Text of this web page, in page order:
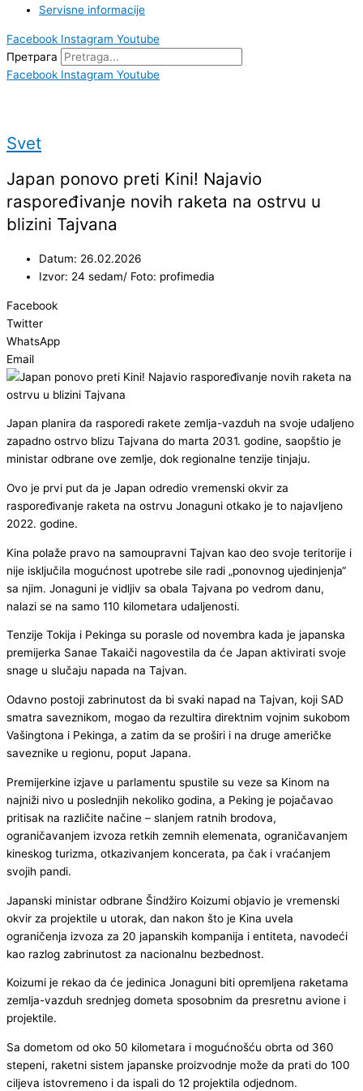
Servisne informacije
Facebook Instagram Youtube
Претрага
Facebook Instagram Youtube
Svet
Japan ponovo preti Kini! Najavio
raspoređivanje novih raketa na ostrvu u
blizini Tajvana
Datum: 26.02.2026
Izvor: 24 sedam/ Foto: profimedia
Facebook
Twitter
WhatsApp
Email
Japan planira da rasporedi rakete zemlja-vazduh na svoje udaljeno
zapadno ostrvo blizu Tajvana do marta 2031. godine, saopštio je
ministar odbrane ove zemlje, dok regionalne tenzije tinjaju.
Ovo je prvi put da je Japan odredio vremenski okvir za
raspoređivanje raketa na ostrvu Jonaguni otkako je to najavljeno
2022. godine.
Kina polaže pravo na samoupravni Tajvan kao deo svoje teritorije i
nije isključila mogućnost upotrebe sile radi „ponovnog ujedinjenja“
sa njim. Jonaguni je vidljiv sa obala Tajvana po vedrom danu,
nalazi se na samo 110 kilometara udaljenosti.
Tenzije Tokija i Pekinga su porasle od novembra kada je japanska
premijerka Sanae Takaiči nagovestila da će Japan aktivirati svoje
snage u slučaju napada na Tajvan.
Odavno postoji zabrinutost da bi svaki napad na Tajvan, koji SAD
smatra saveznikom, mogao da rezultira direktnim vojnim sukobom
Vašingtona i Pekinga, a zatim da se proširi i na druge američke
saveznike u regionu, poput Japana.
Premijerkine izjave u parlamentu spustile su veze sa Kinom na
najniži nivo u poslednjih nekoliko godina, a Peking je pojačavao
pritisak na različite načine – slanjem ratnih brodova,
ograničavanjem izvoza retkih zemnih elemenata, ograničavanjem
kineskog turizma, otkazivanjem koncerata, pa čak i vraćanjem
svojih pandi.
Japanski ministar odbrane Šindžiro Koizumi objavio je vremenski
okvir za projektile u utorak, dan nakon što je Kina uvela
ograničenja izvoza za 20 japanskih kompanija i entiteta, navodeći
kao razlog zabrinutost za nacionalnu bezbednost.
Koizumi je rekao da će jedinica Jonaguni biti opremljena raketama
zemlja-vazduh srednjeg dometa sposobnim da presretnu avione i
projektile.
Sa dometom od oko 50 kilometara i mogućnošću obrta od 360
stepeni, raketni sistem japanske proizvodnje može da prati do 100
ciljeva istovremeno i da ispali do 12 projektila odjednom.